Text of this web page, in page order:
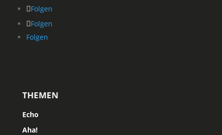
Folgen
Folgen
Folgen
THEMEN
Echo
Aha!